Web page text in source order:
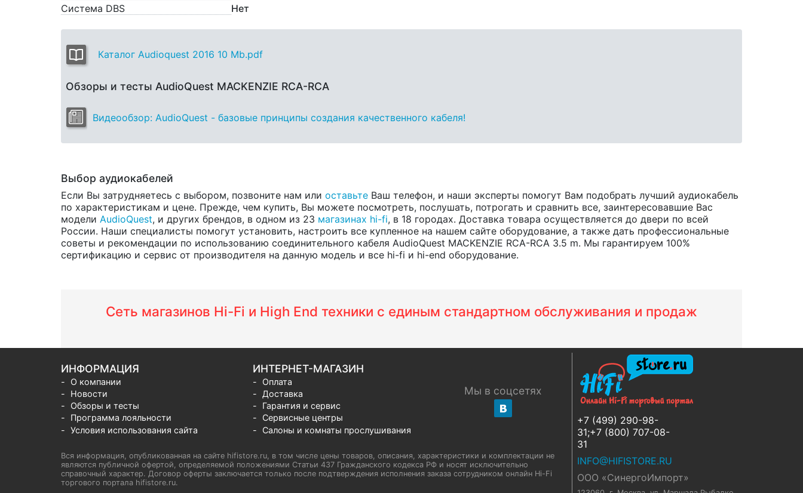
Система DBS
Нет
Каталог Audioquest 2016 10 Mb.pdf
Обзоры и тесты AudioQuest MACKENZIE RCA-RCA
Видеообзор: AudioQuest - базовые принципы создания качественного кабеля!
Выбор аудиокабелей
Если Вы затрудняетесь с выбором, позвоните нам или оставьте Ваш телефон, и наши эксперты помогут Вам подобрать лучший аудиокабель
по характеристикам и цене. Прежде, чем купить, Вы можете посмотреть, послушать, потрогать и сравнить все, заинтересовавшие Вас
модели AudioQuest, и других брендов, в одном из 23 магазинах hi-fi, в 18 городах. Доставка товара осуществляется до двери по всей
России. Наши специалисты помогут установить, настроить все купленное на нашем сайте оборудование, а также дать профессиональные
советы и рекомендации по использованию соединительного кабеля AudioQuest MACKENZIE RCA-RCA 3.5 m. Мы гарантируем 100%
сертификацию и сервис от производителя на данную модель и все hi-fi и hi-end оборудование.
Сеть магазинов Hi-Fi и High End техники с единым стандартном обслуживания и продаж
+7 (499) 290-98-
31;+7 (800) 707-08-
31
INFO@HIFISTORE.RU
ООО «СинергоИмпорт»
ИНФОРМАЦИЯ
О компании
Новости
Обзоры и тесты
Программа лояльности
Условия использования сайта
ИНТЕРНЕТ-МАГАЗИН
Оплата
Доставка
Гарантия и сервис
Сервисные центры
Салоны и комнаты прослушивания
Мы в соцсетях
Вся информация, опубликованная на сайте hifistore.ru, в том числе цены товаров, описания, характеристики и комплектации не
являются публичной офертой, определяемой положениями Статьи 437 Гражданского кодекса РФ и носят исключительно
справочный характер. Договор оферты заключается только после подтверждения исполнения заказа сотрудником онлайн Hi-Fi
торгового портала hifistore.ru.